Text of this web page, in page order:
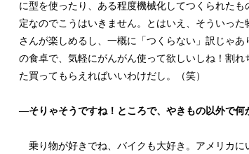
に型を使ったり、ある程度機械化してつくられたも
定なのでこうはいきません。とはいえ、そういった
さんが楽しめるし、一概に「つくらない」訳じゃあ
の食卓で、気軽にがんがん使って欲しいしね！割れ
た買ってもらえればいいわけだし。（笑）
―そりゃそうですね！ところで、やきもの以外で何
乗り物が好きでね、バイクも大好き。アメリカに